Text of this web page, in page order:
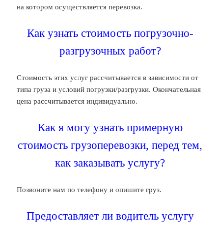
на котором осуществляется перевозка.
Как узнать стоимость погрузочно-
разгрузочных работ?
Стоимость этих услуг рассчитывается в зависимости от
типа груза и условий погрузки/разгрузки. Окончательная
цена рассчитывается индивидуально.
Как я могу узнать примерную
стоимость грузоперевозки, перед тем,
как заказывать услугу?
Позвоните нам по телефону и опишите груз.
Предоставляет ли водитель услугу